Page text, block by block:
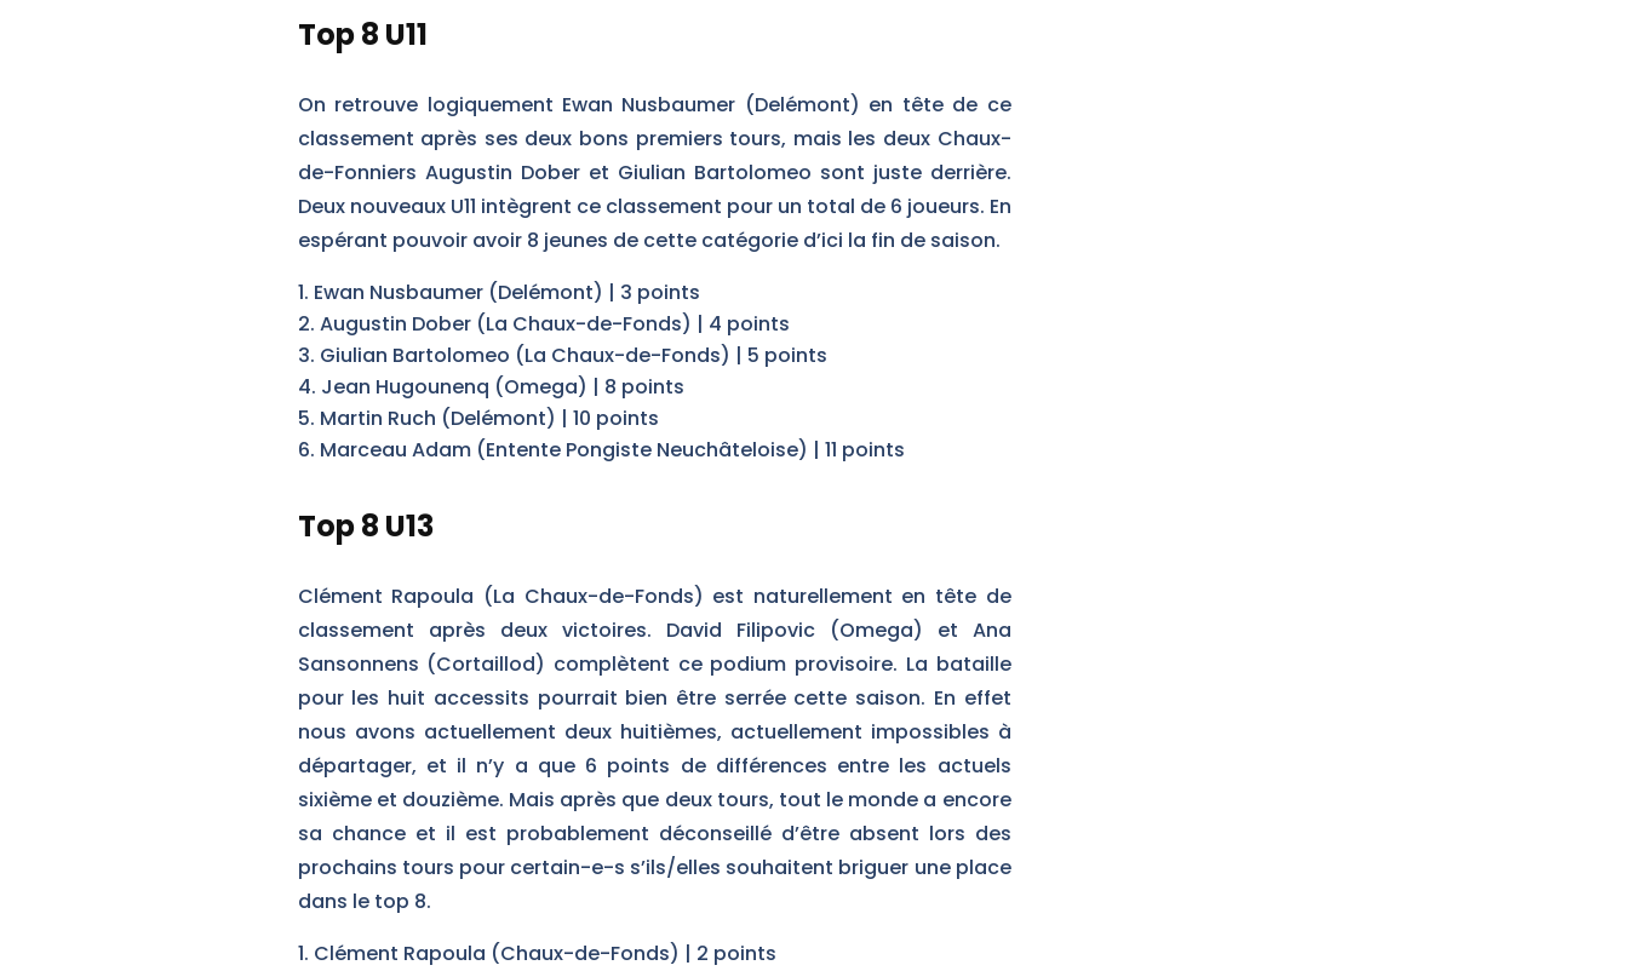
Top 8 U11
On retrouve logiquement Ewan Nusbaumer (Delémont) en tête de ce
classement après ses deux bons premiers tours, mais les deux Chaux-
de-Fonniers Augustin Dober et Giulian Bartolomeo sont juste derrière.
Deux nouveaux U11 intègrent ce classement pour un total de 6 joueurs. En
espérant pouvoir avoir 8 jeunes de cette catégorie d’ici la fin de saison.
Ewan Nusbaumer (Delémont) | 3 points
Augustin Dober (La Chaux-de-Fonds) | 4 points
Giulian Bartolomeo (La Chaux-de-Fonds) | 5 points
Jean Hugounenq (Omega) | 8 points
Martin Ruch (Delémont) | 10 points
Marceau Adam (Entente Pongiste Neuchâteloise) | 11 points
Top 8 U13
Clément Rapoula (La Chaux-de-Fonds) est naturellement en tête de
classement après deux victoires. David Filipovic (Omega) et Ana
Sansonnens (Cortaillod) complètent ce podium provisoire. La bataille
pour les huit accessits pourrait bien être serrée cette saison. En effet
nous avons actuellement deux huitièmes, actuellement impossibles à
départager, et il n’y a que 6 points de différences entre les actuels
sixième et douzième. Mais après que deux tours, tout le monde a encore
sa chance et il est probablement déconseillé d’être absent lors des
prochains tours pour certain-e-s s’ils/elles souhaitent briguer une place
dans le top 8.
Clément Rapoula (Chaux-de-Fonds) | 2 points